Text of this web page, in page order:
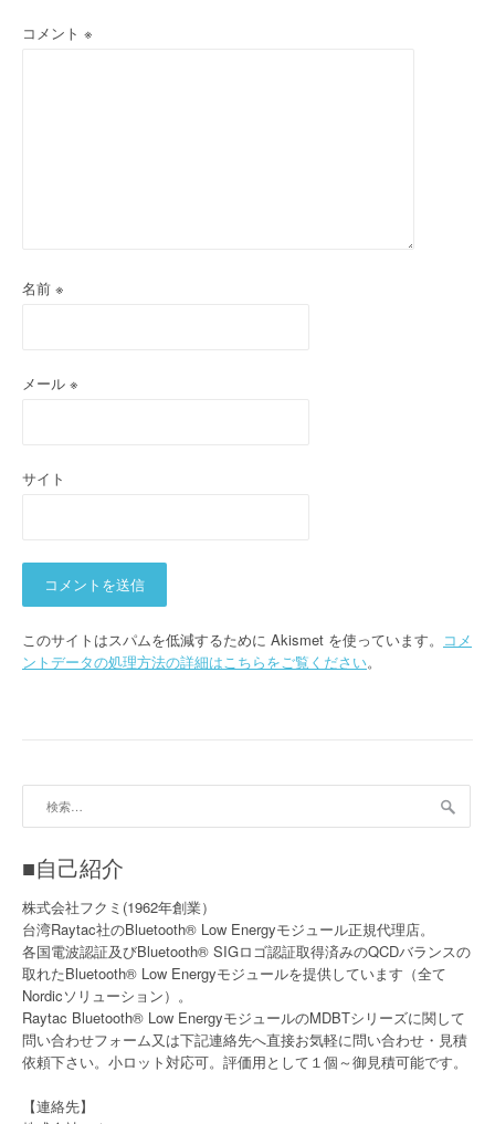
ョ
コメント ※
名前 ※
メール ※
サイト
このサイトはスパムを低減するために Akismet を使っています。 コメ
ントデータの処理方法の詳細はこちらをご覧ください。
■自己紹介
株式会社フクミ(1962年創業）
台湾Raytac社のBluetooth® Low Energyモジュール正規代理店。
各国電波認証及びBluetooth® SIGロゴ認証取得済みのQCDバランスの
取れたBluetooth® Low Energyモジュールを提供しています（全て
Nordicソリューション）。
Raytac Bluetooth® Low EnergyモジュールのMDBTシリーズに関して
問い合わせフォーム又は下記連絡先へ直接お気軽に問い合わせ・見積
依頼下さい。小ロット対応可。評価用として１個～御見積可能です。
【連絡先】